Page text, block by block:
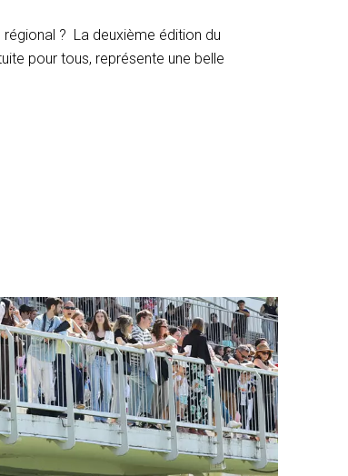
? La deuxième édition du
pour tous, représente une belle